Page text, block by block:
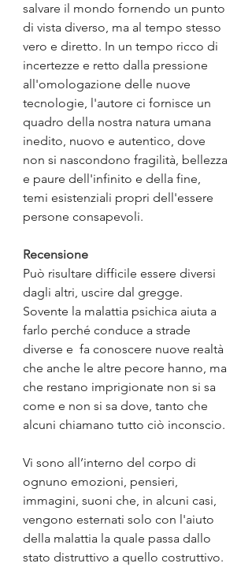
salvare il mondo fornendo un punto
di vista diverso, ma al tempo stesso
vero e diretto. In un tempo ricco di
incertezze e retto dalla pressione
all'omologazione delle nuove
tecnologie, l'autore ci fornisce un
quadro della nostra natura umana
inedito, nuovo e autentico, dove
non si nascondono fragilità, bellezza
e paure dell'infinito e della fine,
temi esistenziali propri dell'essere
persone consapevoli.
Recensione
Può risultare difficile essere diversi
dagli altri, uscire dal gregge.
Sovente la malattia psichica aiuta a
farlo perché conduce a strade
diverse e  fa conoscere nuove realtà
che anche le altre pecore hanno, ma
che restano imprigionate non si sa
come e non si sa dove, tanto che
alcuni chiamano tutto ciò inconscio.
Vi sono all’interno del corpo di
ognuno emozioni, pensieri,
immagini, suoni che, in alcuni casi,
vengono esternati solo con l'aiuto
della malattia la quale passa dallo
stato distruttivo a quello costruttivo.